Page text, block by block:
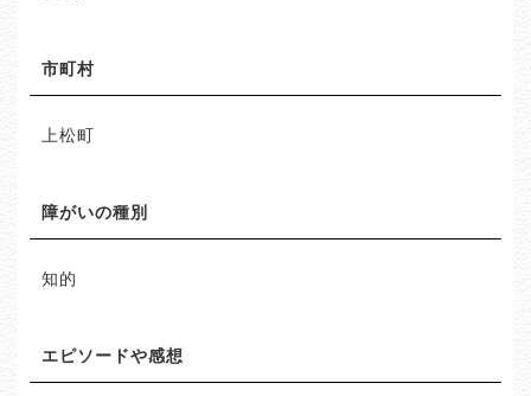
市町村
上松町
障がいの種別
知的
エピソードや感想